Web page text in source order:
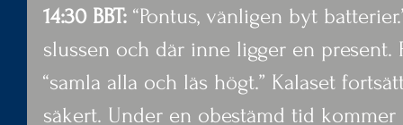
14:30 BBT: “Pontus, vänligen byt
slussen och där inne ligger en
“samla alla och läs högt.” Kalaset
säkert. Under en obestämd tid